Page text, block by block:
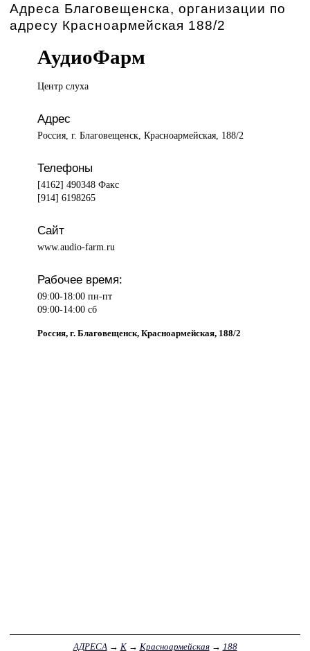
Адреса Благовещенска, организации по
адресу Красноармейская 188/2
АудиоФарм
Центр слуха
Адрес
Россия, г. Благовещенск, Красноармейская, 188/2
Телефоны
[4162] 490348 Факс
[914] 6198265
Сайт
www.audio-farm.ru
Рабочее время:
09:00-18:00 пн-пт
09:00-14:00 сб
Россия, г. Благовещенск, Красноармейская, 188/2
АДРЕСА → К→ Красноармейская→ 188